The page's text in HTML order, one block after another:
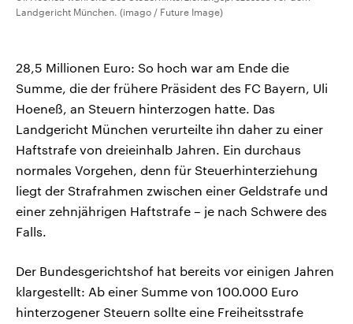
Landgericht München. (imago / Future Image)
28,5 Millionen Euro: So hoch war am Ende die
Summe, die der frühere Präsident des FC Bayern, Uli
Hoeneß, an Steuern hinterzogen hatte. Das
Landgericht München verurteilte ihn daher zu einer
Haftstrafe von dreieinhalb Jahren. Ein durchaus
normales Vorgehen, denn für Steuerhinterziehung
liegt der Strafrahmen zwischen einer Geldstrafe und
einer zehnjährigen Haftstrafe – je nach Schwere des
Falls.
Der Bundesgerichtshof hat bereits vor einigen Jahren
klargestellt: Ab einer Summe von 100.000 Euro
hinterzogener Steuern sollte eine Freiheitsstrafe